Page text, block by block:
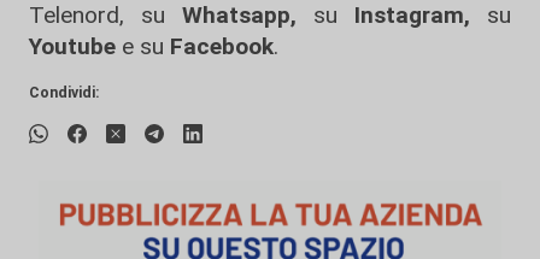
Telenord, su
Whatsapp, su Instagram, su
Youtube e su Facebook.
Condividi: